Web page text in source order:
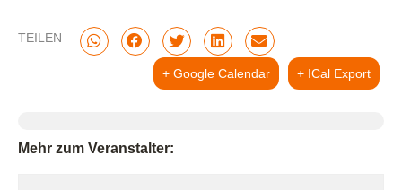
TEILEN
+ Google Calendar + ICal Export
Mehr zum Veranstalter: